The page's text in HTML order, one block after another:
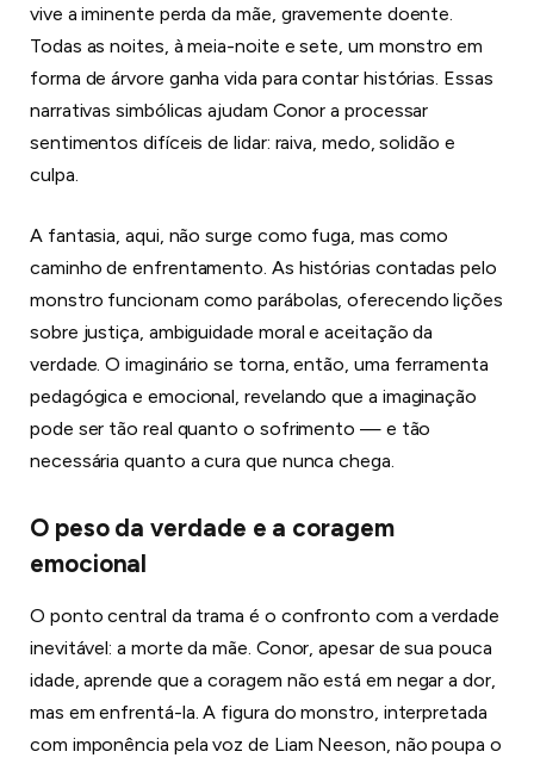
vive a iminente perda da mãe, gravemente doente.
Todas as noites, à meia-noite e sete, um monstro em
forma de árvore ganha vida para contar histórias. Essas
narrativas simbólicas ajudam Conor a processar
sentimentos difíceis de lidar: raiva, medo, solidão e
culpa.
A fantasia, aqui, não surge como fuga, mas como
caminho de enfrentamento. As histórias contadas pelo
monstro funcionam como parábolas, oferecendo lições
sobre justiça, ambiguidade moral e aceitação da
verdade. O imaginário se torna, então, uma ferramenta
pedagógica e emocional, revelando que a imaginação
pode ser tão real quanto o sofrimento — e tão
necessária quanto a cura que nunca chega.
O peso da verdade e a coragem
emocional
O ponto central da trama é o confronto com a verdade
inevitável: a morte da mãe. Conor, apesar de sua pouca
idade, aprende que a coragem não está em negar a dor,
mas em enfrentá-la. A figura do monstro, interpretada
com imponência pela voz de Liam Neeson, não poupa o